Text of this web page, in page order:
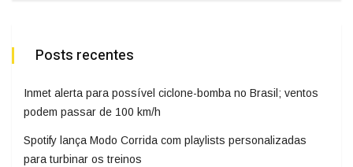
Posts recentes
Inmet alerta para possível ciclone-bomba no Brasil; ventos
podem passar de 100 km/h
Spotify lança Modo Corrida com playlists personalizadas
para turbinar os treinos